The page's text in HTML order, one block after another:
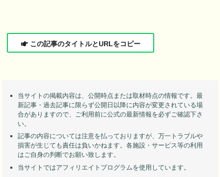
この記事のタイトルとURLをコピー
当サイトの掲載内容は、公開時点または取材時点の情報です。最
新記事・過去記事に限らず公開日以降に内容が変更されている場
合がありますので、ご利用前に公式の最新情報を必ずご確認下さ
い。
記事の内容については注意を払っておりますが、万一トラブルや
損害が生じても責任は負いかねます。各施設・サービス等の利用
はご自身の判断でお願い致します。
当サイトではアフィリエイトプログラムを使用しています。